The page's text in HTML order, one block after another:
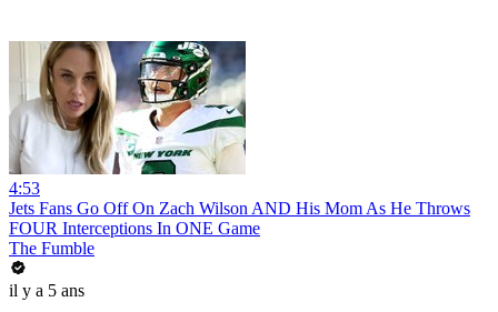
4:53
Jets Fans Go Off On Zach Wilson AND His Mom As He Throws
FOUR Interceptions In ONE Game
The Fumble
il y a 5 ans